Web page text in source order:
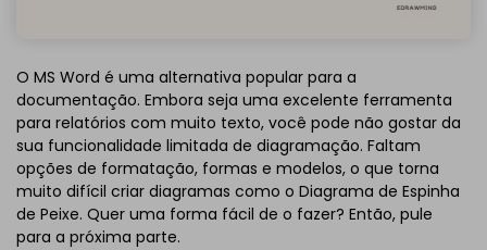
O MS Word é uma alternativa popular para a
documentação. Embora seja uma excelente ferramenta
para relatórios com muito texto, você pode não gostar da
sua funcionalidade limitada de diagramação. Faltam
opções de formatação, formas e modelos, o que torna
muito difícil criar diagramas como o Diagrama de Espinha
de Peixe. Quer uma forma fácil de o fazer? Então, pule
para a próxima parte.